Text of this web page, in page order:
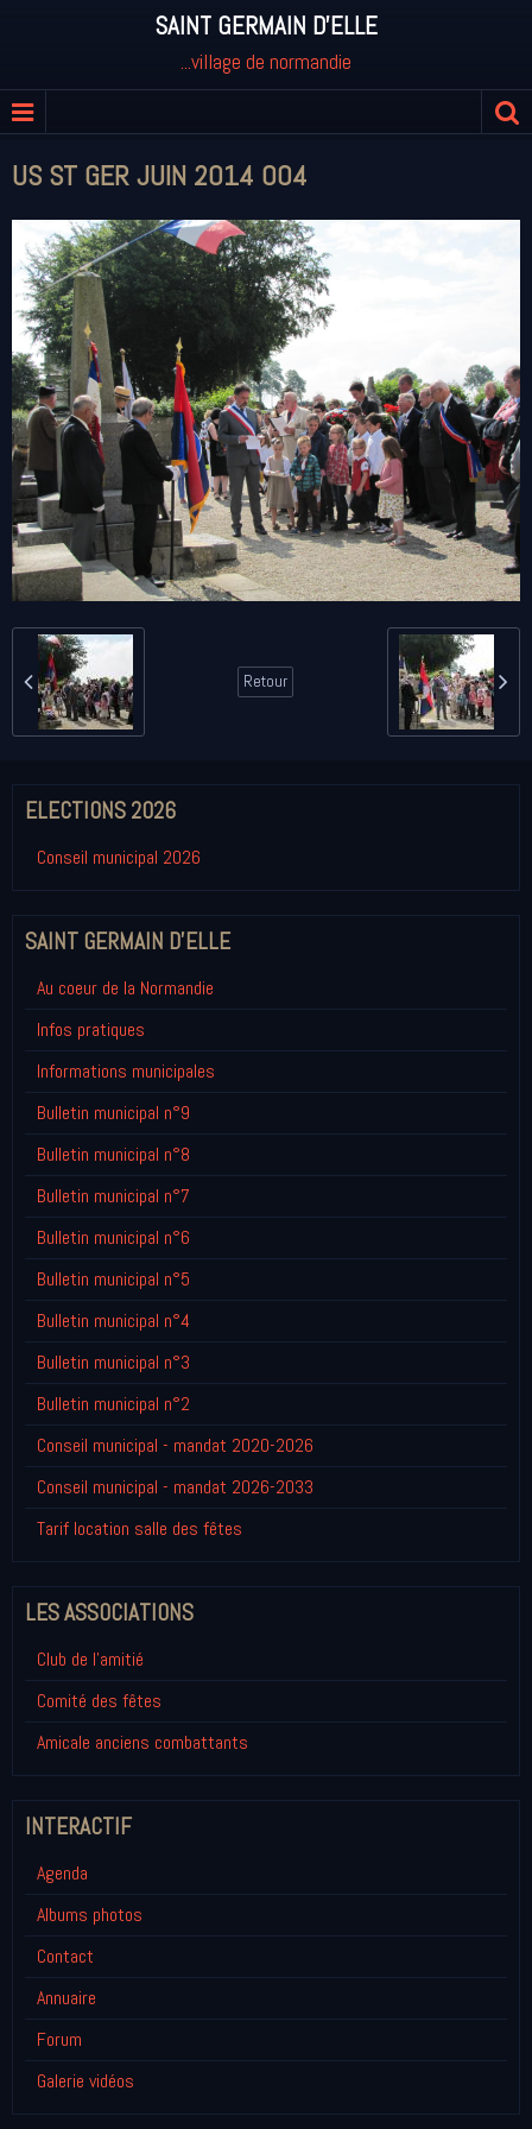
SAINT GERMAIN D'ELLE
...village de normandie
US ST GER JUIN 2014 004
Retour
ELECTIONS 2026
Conseil municipal 2026
SAINT GERMAIN D'ELLE
Au coeur de la Normandie
Infos pratiques
Informations municipales
Bulletin municipal n°9
Bulletin municipal n°8
Bulletin municipal n°7
Bulletin municipal n°6
Bulletin municipal n°5
Bulletin municipal n°4
Bulletin municipal n°3
Bulletin municipal n°2
Conseil municipal - mandat 2020-2026
Conseil municipal - mandat 2026-2033
Tarif location salle des fêtes
LES ASSOCIATIONS
Club de l'amitié
Comité des fêtes
Amicale anciens combattants
INTERACTIF
Agenda
Albums photos
Contact
Annuaire
Forum
Galerie vidéos